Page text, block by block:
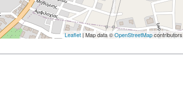
Leaflet| Map data ©OpenStreetMapcontributors